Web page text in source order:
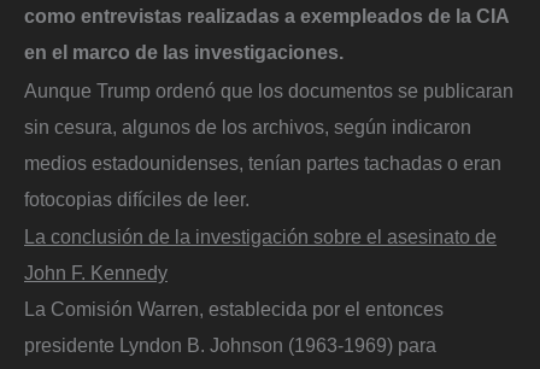
como entrevistas realizadas a exempleados de la CIA
en el marco de las investigaciones.
Aunque Trump ordenó que los documentos se publicaran
sin cesura, algunos de los archivos, según indicaron
medios estadounidenses, tenían partes tachadas o eran
fotocopias difíciles de leer.
La conclusión de la investigación sobre el asesinato de
John F. Kennedy
La Comisión Warren, establecida por el entonces
presidente Lyndon B. Johnson (1963-1969) para